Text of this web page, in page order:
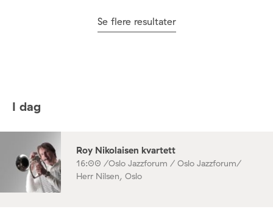
Se flere resultater
I dag
Roy Nikolaisen kvartett
16:00 /Oslo Jazzforum / Oslo Jazzforum/
Herr Nilsen, Oslo